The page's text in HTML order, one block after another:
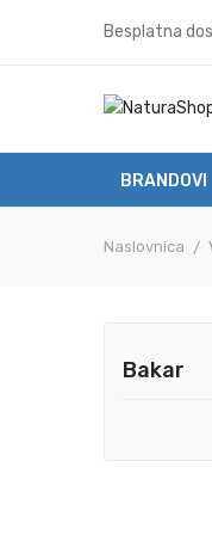
Besplatna
BRANDOVI
Naslovnica
Bakar